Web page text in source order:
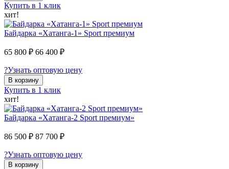
Купить в 1 клик
хит!
Байдарка «Хатанга-1» Sport премиум
65 800 ₽ 66 400 ₽
?Узнать оптовую цену
В корзину
Купить в 1 клик
хит!
Байдарка «Хатанга-2 Sport премиум»
86 500 ₽ 87 700 ₽
?Узнать оптовую цену
В корзину